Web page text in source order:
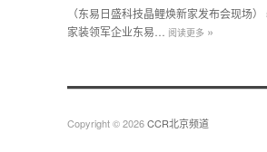
（东易日盛科技晶鲤焕新家发布会现场
家装领军企业东易…
阅读更多 »
Copyright © 2026CCR北京频道